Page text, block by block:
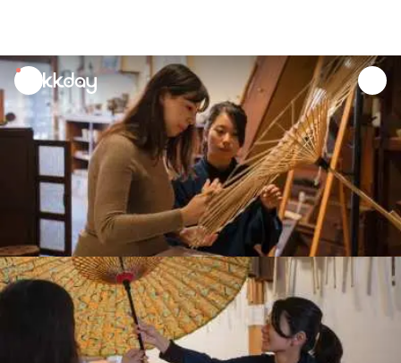
unread
notifications